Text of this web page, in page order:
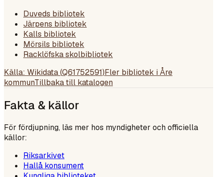
Duveds bibliotek
Järpens bibliotek
Kalls bibliotek
Mörsils bibliotek
Racklöfska skolbibliotek
Källa: Wikidata (Q61752591)Fler bibliotek i Åre
kommunTillbaka till katalogen
Fakta & källor
För fördjupning, läs mer hos myndigheter och officiella
källor:
Riksarkivet
Hallå konsument